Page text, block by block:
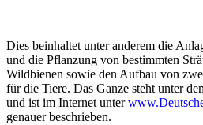
Dies beinhaltet unter anderem die
und die Pflanzung von bestimmten
Wildbienen sowie den Aufbau von
für die Tiere. Das Ganze steht unter
und ist im Internet unter
genauer beschrieben.